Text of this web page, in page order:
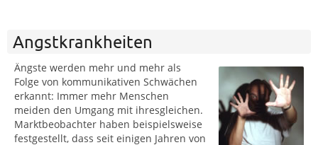
Angstkrankheiten
Ängste werden mehr und mehr als
Folge von kommunikativen Schwächen
erkannt: Immer mehr Menschen
meiden den Umgang mit ihresgleichen.
Marktbeobachter haben beispielsweise
festgestellt, dass seit einigen Jahren von